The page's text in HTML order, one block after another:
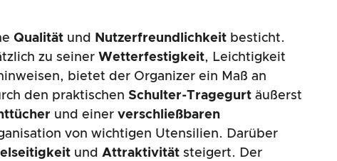
Qualität und Nutzerfreundlichkeit besticht.
zu seiner Wetterfestigkeit, Leichtigkeit
bietet der Organizer ein Maß an
den praktischen Schulter-Tragegurt äußerst
und einer verschließbaren
von wichtigen Utensilien. Darüber
und Attraktivität steigert. Der